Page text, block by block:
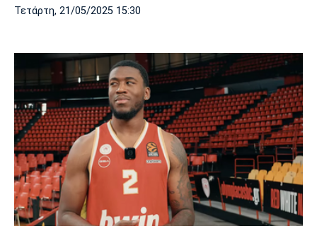
Τετάρτη, 21/05/2025 15:30